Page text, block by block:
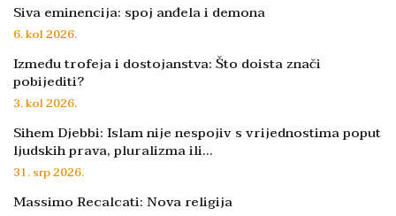
Siva eminencija: spoj anđela i demona
6. kol 2026.
Između trofeja i dostojanstva: Što doista znači
pobijediti?
3. kol 2026.
Sihem Djebbi: Islam nije nespojiv s vrijednostima poput
ljudskih prava, pluralizma ili…
31. srp 2026.
Massimo Recalcati: Nova religija